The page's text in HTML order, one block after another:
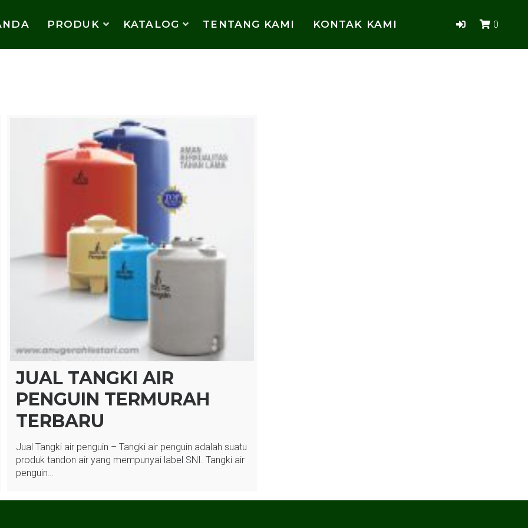
KAMI
PRODUK KATALOG TENTANG KAMI KONTAK KAMI 0
JUAL TANGKI AIR
PENGUIN TERMURAH
TERBARU
Jual Tangki air penguin – Tangki air penguin adalah suatu
produk tandon air yang mempunyai label SNI. Tangki air
penguin…